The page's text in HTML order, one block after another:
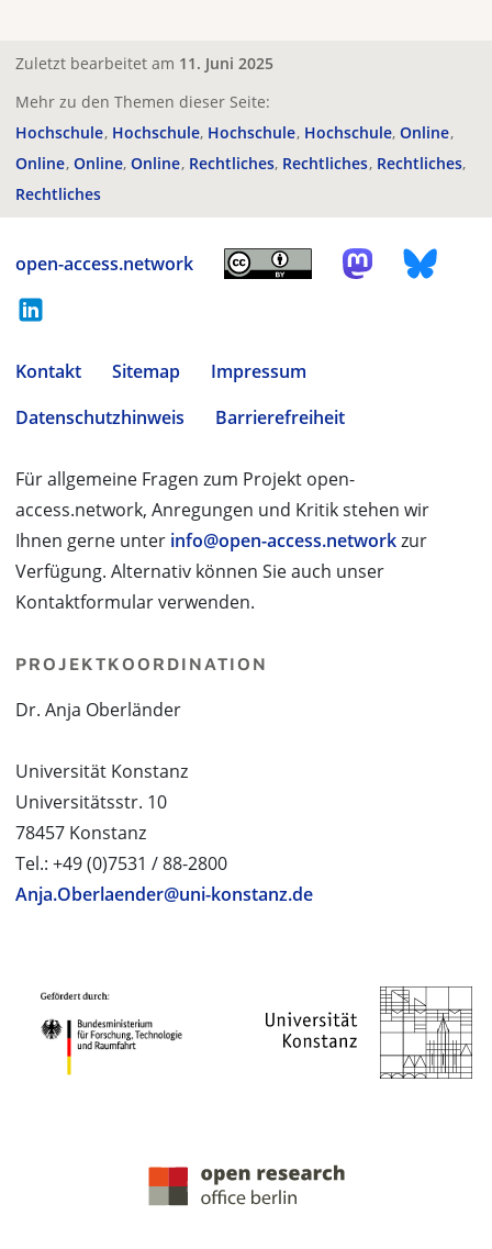
Zuletzt bearbeitet am 11. Juni 2025
Mehr zu den Themen dieser Seite:
Hochschule Hochschule Hochschule Hochschule Online
Online Online Online Rechtliches Rechtliches Rechtliches
Rechtliches
open-access.network
Kontakt Sitemap
Impressum
Datenschutzhinweis
Barrierefreiheit
Für allgemeine Fragen zum Projekt open-
access.network, Anregungen und Kritik stehen wir
Ihnen gerne unter info@open-access.networkzur
Verfügung. Alternativ können Sie auch unser
Kontaktformular verwenden.
PROJEKTKOORDINATION
Dr. Anja Oberländer
Universität Konstanz
Universitätsstr. 10
78457 Konstanz
Tel.: +49 (0)7531 / 88-2800
Anja.Oberlaender@uni-konstanz.de